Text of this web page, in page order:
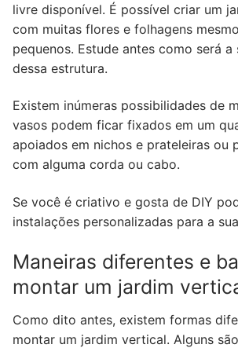
livre disponível. É possível criar um
com muitas flores e folhagens
pequenos. Estude antes como será a
dessa estrutura.
Existem inúmeras possibilidades de
vasos podem ficar fixados em um
apoiados em nichos e prateleiras ou
com alguma corda ou cabo.
Se você é criativo e gosta de DIY
instalações personalizadas para a
Maneiras diferentes e
montar um jardim
Como dito antes, existem formas
montar um jardim vertical. Alguns